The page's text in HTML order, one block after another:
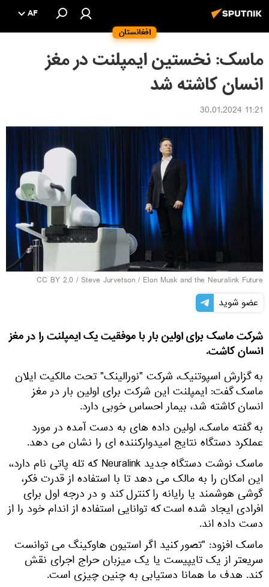
افغانستان
AF
ماسک: نخستین ایمپلنت در مغز
انسان کاشته شد
11:21 30.01.2024
CC BY 2.0 / Steve Jurvetson / Elon Musk and the Neuralink Future
عضو شوید
شرکت ماسک برای اولین بار با موفقیت یک ایمپلنت را در مغز
انسان کاشت.
به گزارش اسپوتنیک، شرکت "نورالینک" تحت مالکیت ایلان
ماسک گفت: ایمپلنت این شرکت برای اولین بار در مغز
انسان کاشته شد، بیمار احساس خوبی دارد.
به گفته ماسک، اولین داده های به دست آمده در مورد
عملکرد دستگاه نتایج امیدوارکننده ای را نشان می دهد.
ماسک نوشت دستگاه جدید Neuralink که تله پاتی نام دارد،،
این امکان را به مالک می دهد تا با استفاده از قدرت فکر،
گوشی هوشمند یا رایانه را کنترل کند و در درجه اول برای
افرادی ایجاد شده است که توانایی استفاده از اندام خود را از
دست داده اند.
ماسک افزود: "تصور کنید اگر استیون هاوکینگ می توانست
سریعتر از یک تایپیست یا یک میزبان حراج اجرای نقش
کند. هدف ما همانا دستیابی به چنین چیزی است.